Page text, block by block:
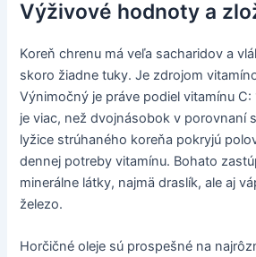
Výživové hodnoty a
Koreň chrenu má veľa sacharidov a
skoro žiadne tuky. Je zdrojom
Výnimočný je práve podiel vitamínu C:
je viac, než dvojnásobok v porovnaní
lyžice strúhaného koreňa pokryjú
dennej potreby vitamínu. Bohato
minerálne látky, najmä draslík, ale aj
železo.
Horčičné oleje sú prospešné na